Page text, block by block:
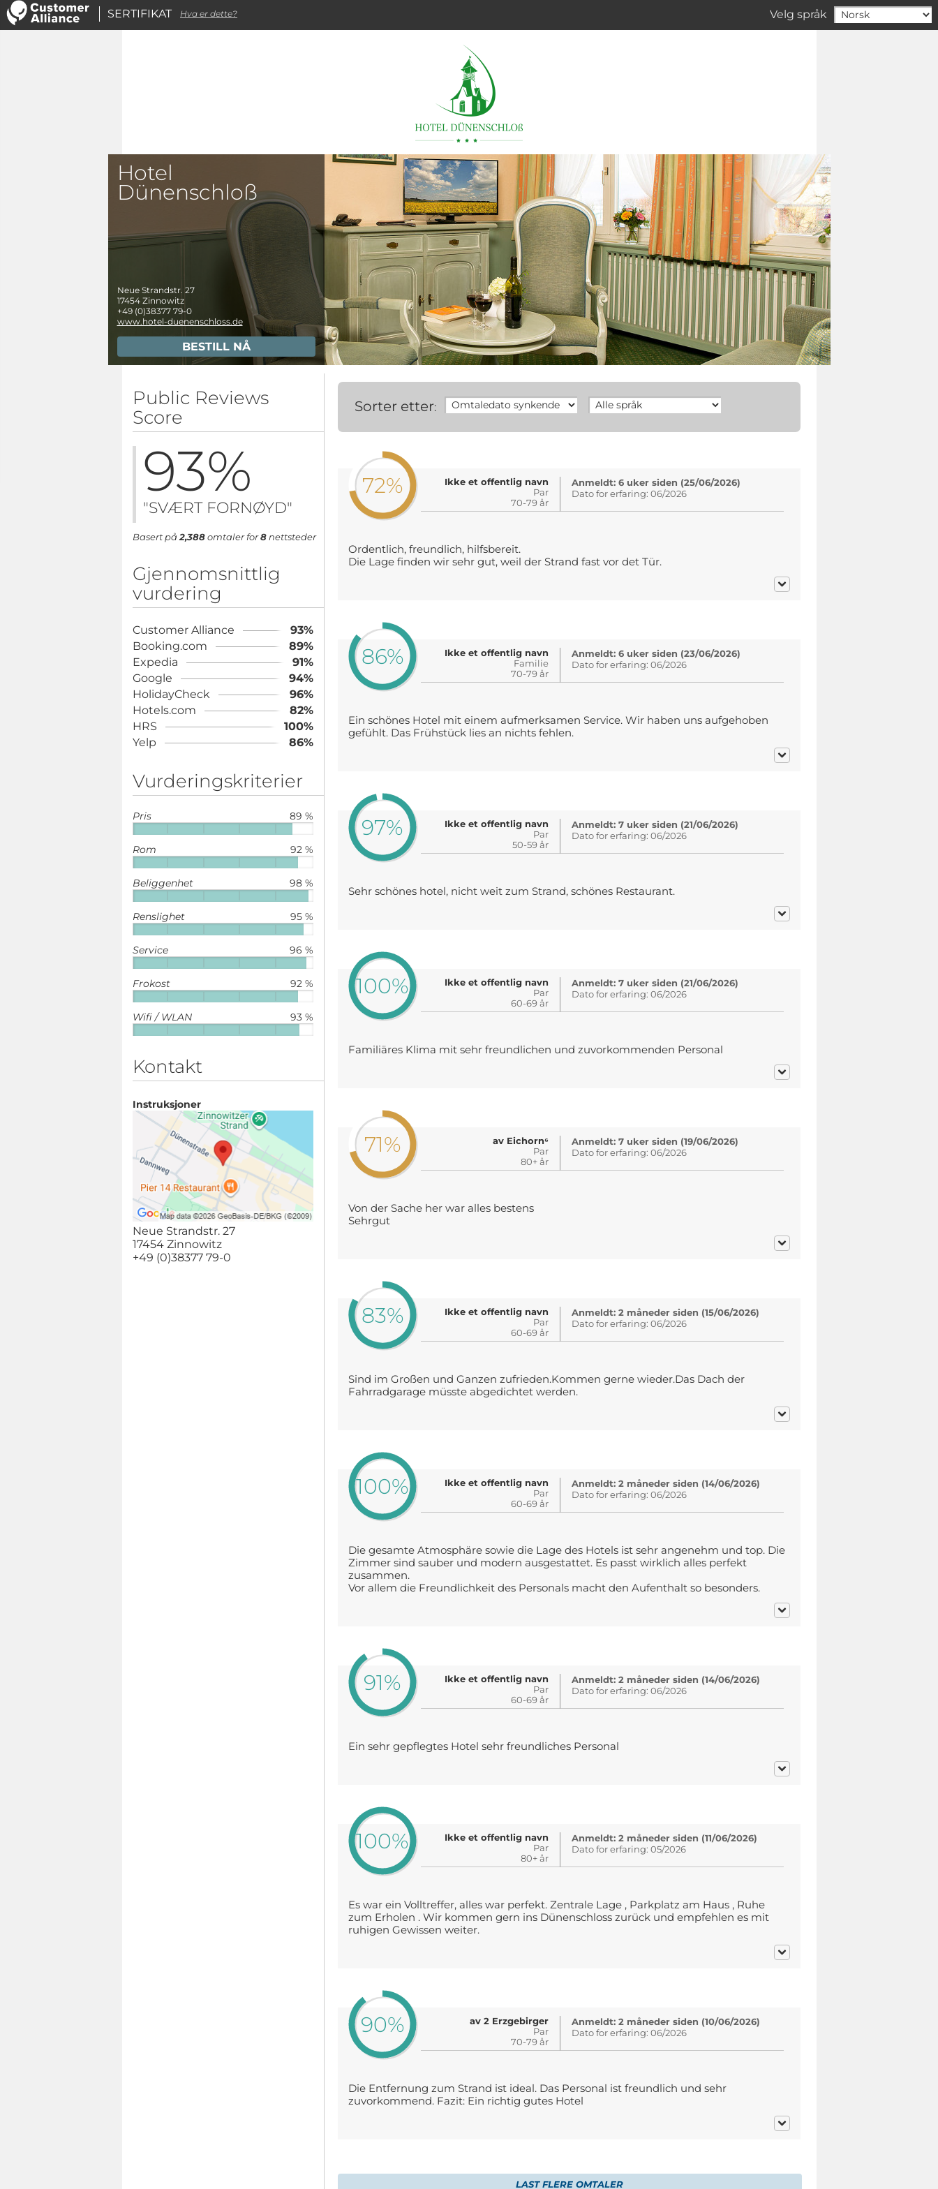
Velg språk
Hotel
Dünenschloß
Neue Strandstr. 27
17454 Zinnowitz
+49 (0)38377 79-0
www.hotel-duenenschloss.de
BESTILL NÅ
Public Reviews
Score
93%
"SVÆRT FORNØYD"
Basert på 2,388omtaler for8nettsteder
Gjennomsnittlig
vurdering
Customer Alliance
93%
Booking.com
89%
Expedia
91%
Google
94%
HolidayCheck
96%
Hotels.com
82%
HRS
100%
Yelp
86%
Vurderingskriterier
89 %
Pris
92 %
Rom
98 %
Beliggenhet
95 %
Renslighet
96 %
Service
92 %
Frokost
93 %
Wifi / WLAN
Kontakt
Instruksjoner
Neue Strandstr. 27
17454 Zinnowitz
+49 (0)38377 79-0
Sorter etter:
72%
Ikke et offentlig navn
Par
70-79 år
Anmeldt: 6 uker siden (25/06/2026)
Dato for erfaring: 06/2026
Ordentlich, freundlich, hilfsbereit.
Die Lage finden wir sehr gut, weil der Strand fast vor det Tür.
86%
Ikke et offentlig navn
Familie
70-79 år
Anmeldt: 6 uker siden (23/06/2026)
Dato for erfaring: 06/2026
Ein schönes Hotel mit einem aufmerksamen Service. Wir haben uns aufgehoben
gefühlt. Das Frühstück lies an nichts fehlen.
97%
Ikke et offentlig navn
Par
50-59 år
Anmeldt: 7 uker siden (21/06/2026)
Dato for erfaring: 06/2026
Sehr schönes hotel, nicht weit zum Strand, schönes Restaurant.
100%
Ikke et offentlig navn
Par
60-69 år
Anmeldt: 7 uker siden (21/06/2026)
Dato for erfaring: 06/2026
Familiäres Klima mit sehr freundlichen und zuvorkommenden Personal
71%
av Eichorn⁶
Par
80+ år
Anmeldt: 7 uker siden (19/06/2026)
Dato for erfaring: 06/2026
Von der Sache her war alles bestens
Sehrgut
83%
Ikke et offentlig navn
Par
60-69 år
Anmeldt: 2 måneder siden (15/06/2026)
Dato for erfaring: 06/2026
Sind im Großen und Ganzen zufrieden.Kommen gerne wieder.Das Dach der
Fahrradgarage müsste abgedichtet werden.
100%
Ikke et offentlig navn
Par
60-69 år
Anmeldt: 2 måneder siden (14/06/2026)
Dato for erfaring: 06/2026
Die gesamte Atmosphäre sowie die Lage des Hotels ist sehr angenehm und top. Die
Zimmer sind sauber und modern ausgestattet. Es passt wirklich alles perfekt
zusammen.
Vor allem die Freundlichkeit des Personals macht den Aufenthalt so besonders.
91%
Ikke et offentlig navn
Par
60-69 år
Anmeldt: 2 måneder siden (14/06/2026)
Dato for erfaring: 06/2026
Ein sehr gepflegtes Hotel sehr freundliches Personal
100%
Ikke et offentlig navn
Par
80+ år
Anmeldt: 2 måneder siden (11/06/2026)
Dato for erfaring: 05/2026
Es war ein Volltreffer, alles war perfekt. Zentrale Lage , Parkplatz am Haus , Ruhe
zum Erholen . Wir kommen gern ins Dünenschloss zurück und empfehlen es mit
ruhigen Gewissen weiter.
90%
av 2 Erzgebirger
Par
70-79 år
Anmeldt: 2 måneder siden (10/06/2026)
Dato for erfaring: 06/2026
Die Entfernung zum Strand ist ideal. Das Personal ist freundlich und sehr
zuvorkommend. Fazit: Ein richtig gutes Hotel
LAST FLERE OMTALER
SERTIFIKAT Hva er dette?